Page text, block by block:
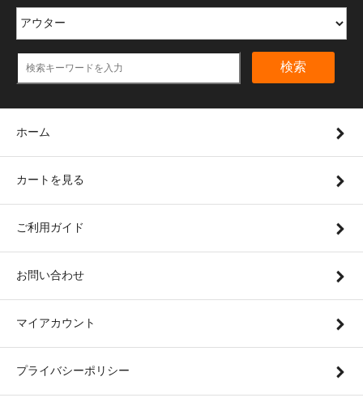
検索
ホーム
カートを見る
ご利用ガイド
お問い合わせ
マイアカウント
プライバシーポリシー